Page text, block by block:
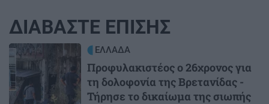
ΔΙΑΒΑΣΤΕ ΕΠΙΣΗΣ
Image ΕΛΛΑΔΑ
Προφυλακιστέος ο 26χρονος για
τη δολοφονία της Βρετανίδας -
Τήρησε το δικαίωμα της σιωπής